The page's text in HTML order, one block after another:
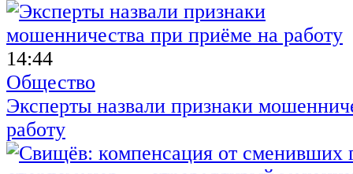
14:44
Общество
Эксперты назвали признаки
работу